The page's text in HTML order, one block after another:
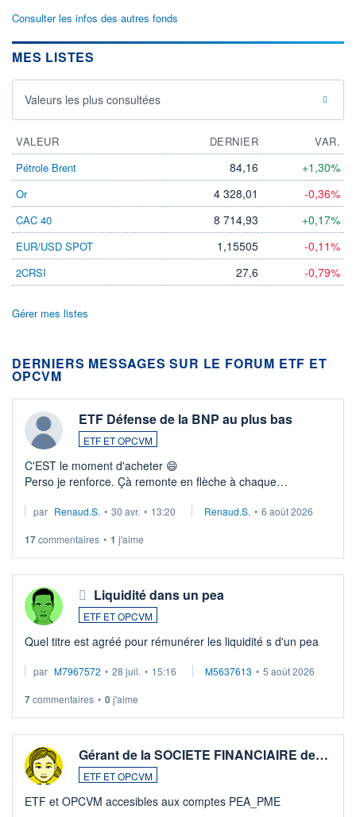
Consulter les infos des autres fonds
MES LISTES
Valeurs les plus consultées
VALEUR DERNIER
VAR.
Pétrole Brent
84,16 +1,30%
Or 4 328,01 -0,36%
CAC 40 8 714,93 +0,17%
EUR/USD SPOT 1,15505 -0,11%
2CRSI 27,6 -0,79%
Gérer mes listes
DERNIERS MESSAGES SUR LE FORUM ETF ET
OPCVM
ETF Défense de la BNP au plus bas
ETF ET OPCVM
C'EST le moment d'acheter 😄​
Perso je renforce. Çà remonte en flèche à chaque
Investissement long terme tip top pour sa retraite.
par Renaud.S. • 30 avr. • 13:20 Renaud.S. • 6 août 2026
17commentaires • 1 j'aime
Liquidité dans un pea
ETF ET OPCVM
Quel titre est agréé pour rémunérer les liquidité s d'un pea
par M7967572 • 28 juil. • 15:16 M5637613 • 5 août 2026
7commentaires • 0j'aime
Gérant de la SOCIETE FINANCIAIRE de…
ETF ET OPCVM
ETF et OPCVM accesibles aux comptes PEA_PME